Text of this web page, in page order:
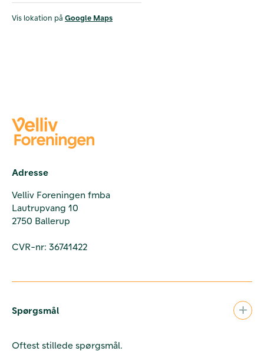
Vis lokation på Google Maps
Adresse
Velliv Foreningen fmba
Lautrupvang 10
2750 Ballerup
CVR-nr: 36741422
Spørgsmål
Oftest stillede spørgsmål.